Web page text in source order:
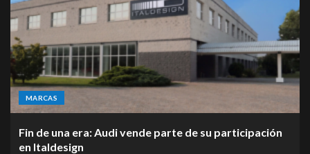
MARCAS
Fin de una era: Audi vende parte de su participación
en Italdesign